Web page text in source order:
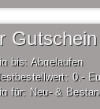
Gutschein
bis: Abgelaufen
0,-
für: Neu- &